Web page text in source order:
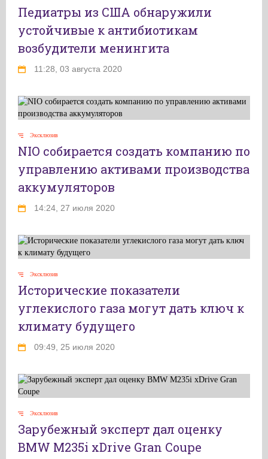
Педиатры из США обнаружили
устойчивые к антибиотикам
возбудители менингита
11:28, 03 августа 2020
Эксклюзив
NIO собирается создать компанию по
управлению активами производства
аккумуляторов
14:24, 27 июля 2020
Эксклюзив
Исторические показатели
углекислого газа могут дать ключ к
климату будущего
09:49, 25 июля 2020
Эксклюзив
Зарубежный эксперт дал оценку
BMW M235i xDrive Gran Coupe